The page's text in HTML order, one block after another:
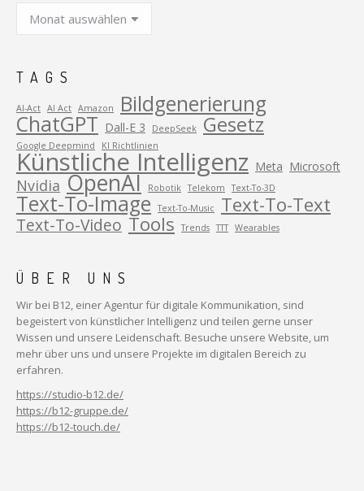
TAGS
AI-Act AI Act Amazon Bildgenerierung
ChatGPT Dall-E 3 DeepSeek Gesetz
Google Deepmind KI Richtlinien
Künstliche Intelligenz Meta Microsoft
Nvidia OpenAI Robotik Telekom Text-To-3D
Text-To-Image Text-To-Music Text-To-Text
Text-To-Video Tools Trends TTT Wearables
ÜBER UNS
Wir bei B12, einer Agentur für digitale Kommunikation, sind
begeistert von künstlicher Intelligenz und teilen gerne unser
Wissen und unsere Leidenschaft. Besuche unsere Website, um
mehr über uns und unsere Projekte im digitalen Bereich zu
erfahren.
https://studio-b12.de/
https://b12-gruppe.de/
https://b12-touch.de/